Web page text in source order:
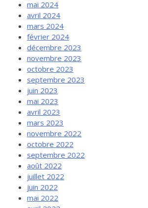
mai 2024
avril 2024
mars 2024
février 2024
décembre 2023
novembre 2023
octobre 2023
septembre 2023
juin 2023
mai 2023
avril 2023
mars 2023
novembre 2022
octobre 2022
septembre 2022
août 2022
juillet 2022
juin 2022
mai 2022